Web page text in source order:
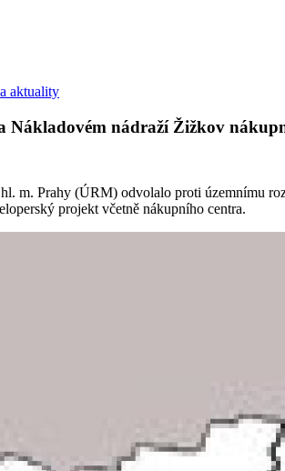
aktuality
Nákladovém nádraží Žižkov
m. Prahy (ÚRM) odvolalo proti územnímu
projekt včetně nákupního centra.